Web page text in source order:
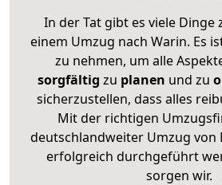
In der Tat gibt es viele Dinge
einem Umzug nach Warin. Es
zu nehmen, um alle
sorgfältig zu planen und zu
sicherzustellen, dass alles
Mit der richtigen
deutschlandweiter Umzug von
erfolgreich durchgeführt
sorgen wir.